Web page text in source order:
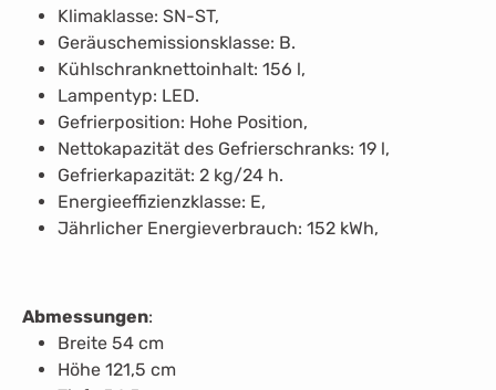
Klimaklasse: SN-ST,
Geräuschemissionsklasse: B.
Kühlschranknettoinhalt: 156 l,
Lampentyp: LED.
Gefrierposition: Hohe Position,
Nettokapazität des Gefrierschranks: 19 l,
Gefrierkapazität: 2 kg/24 h.
Energieeffizienzklasse: E,
Jährlicher Energieverbrauch: 152 kWh,
Abmessungen:
Breite 54 cm
Höhe 121,5 cm